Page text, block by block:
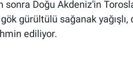
sonra Doğu Akdeniz'in
gürültülü sağanak
ediliyor.